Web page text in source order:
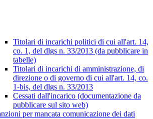
Titolari di incarichi politici di cui all'art. 14,
co. 1, del dlgs n. 33/2013 (da pubblicare in
tabelle)
Titolari di incarichi di amministrazione, di
direzione o di governo di cui all'art. 14, co.
1-bis, del dlgs n. 33/2013
Cessati dall'incarico (documentazione da
pubblicare sul sito web)
per mancata comunicazione dei dati